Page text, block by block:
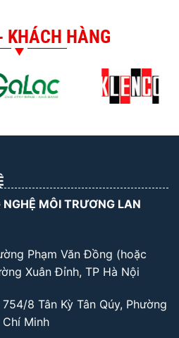
KHÁCH HÀNG
MÔI TRƯƠNG LAN
Phạm Văn Đồng (hoặc
Xuân Đỉnh, TP Hà Nội
8 Tân Kỳ Tân Qúy, Phường
Minh